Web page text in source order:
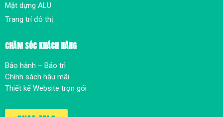
Mặt dựng ALU
Trang trí đô thị
CHĂM SÓC KHÁCH HÀNG
Bảo hành – Bảo trì
Chính sách hậu mãi
Thiết kế Website trọn gói